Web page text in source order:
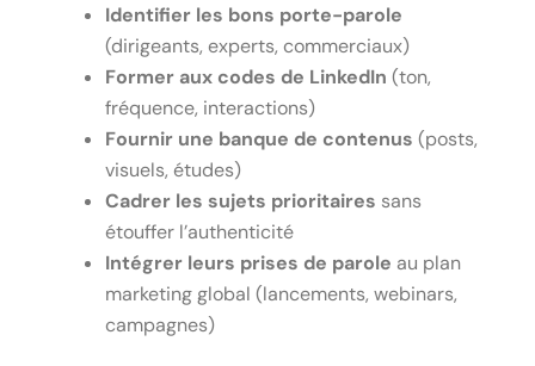
Identifier les bons porte-parole
(dirigeants, experts, commerciaux)
Former aux codes de LinkedIn (ton,
fréquence, interactions)
Fournir une banque de contenus (posts,
visuels, études)
Cadrer les sujets prioritaires sans
étouffer l’authenticité
Intégrer leurs prises de parole au plan
marketing global (lancements, webinars,
campagnes)